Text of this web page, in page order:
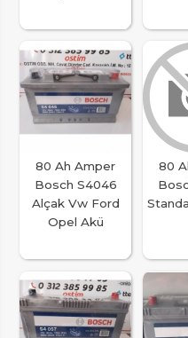
80 Ah Amper
Bosch S4046
Alçak Vw Ford
Opel Akü
80